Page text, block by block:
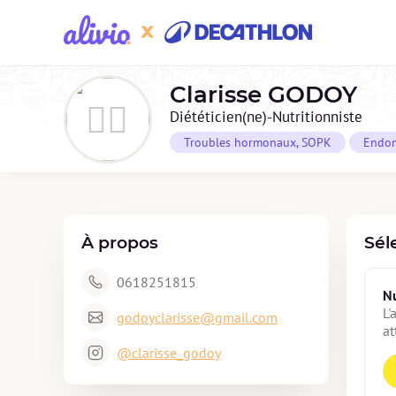
Clarisse GODOY
Diététicien(ne)-Nutritionniste
Troubles hormonaux, SOPK
À propos
0618251815
godoyclarisse@gmail.com
@clarisse_godoy